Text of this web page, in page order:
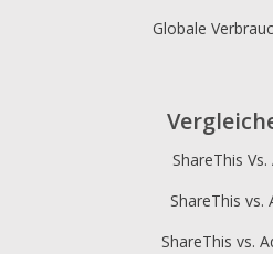
Globale
ShareThis
ShareThis vs.
ShareThis vs.